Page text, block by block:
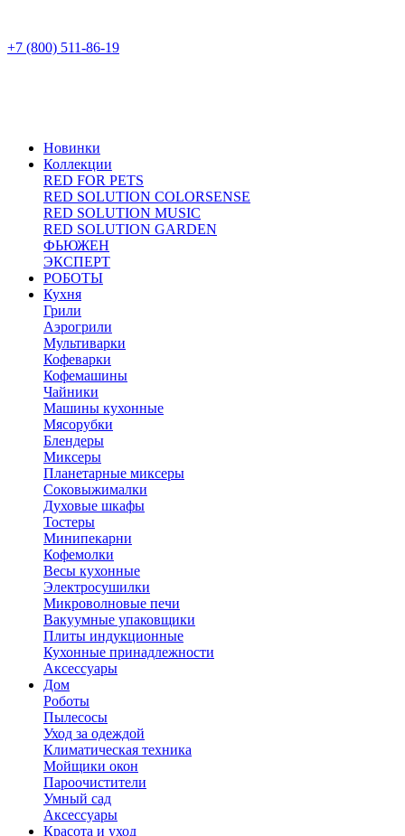
+7 (800) 511-86-19
Новинки
Коллекции
RED FOR PETS
RED SOLUTION COLORSENSE
RED SOLUTION MUSIC
RED SOLUTION GARDEN
ФЬЮЖЕН
ЭКСПЕРТ
РОБОТЫ
Кухня
Грили
Аэрогрили
Мультиварки
Кофеварки
Кофемашины
Чайники
Машины кухонные
Мясорубки
Блендеры
Миксеры
Планетарные миксеры
Соковыжималки
Духовые шкафы
Тостеры
Минипекарни
Кофемолки
Весы кухонные
Электросушилки
Микроволновые печи
Вакуумные упаковщики
Плиты индукционные
Кухонные принадлежности
Аксессуары
Дом
Роботы
Пылесосы
Уход за одеждой
Климатическая техника
Мойщики окон
Пароочистители
Умный сад
Аксессуары
Красота и уход